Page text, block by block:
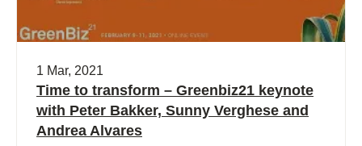
1 Mar, 2021
Time to transform – Greenbiz21 keynote
with Peter Bakker, Sunny Verghese and
Andrea Alvares